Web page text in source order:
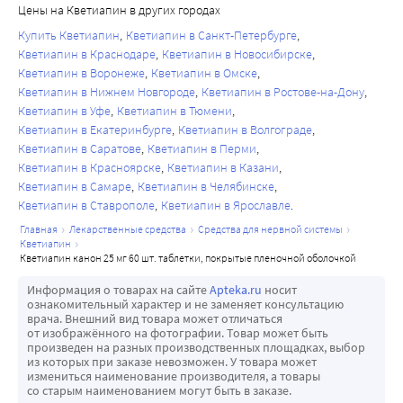
титрование.
Синдром апноэ во сне
У пациентов, принимавших кветиапин, отмечался
синдром апноэ во сне. Следует соблюдать осторожность
при назначении кветиапина пациентам, получающим
препараты, оказывающие угнетающее действие на ЦНС,
а также пациентам с факторами риска апноэ во сне
(например, избыточная масса тела/ожирение, мужской
пол) или с апноэ во сне в анамнезе.
Судорожные приступы
Не выявлено различий в частоте развития судорог у
пациентов, принимавших кветиапин или плацебо.
Однако, как и при терапии другими антипсихотическими
лекарственными средствами, рекомендуется соблюдать
осторожность при лечении пациентов с наличием
судорожных приступов в анамнезе (см. раздел
«Побочное действие»).
Экстрапирамидные симптомы
Отмечено увеличение частоты возникновения ЭПС у
глюкозы в плазме крови после приема пищи ≥ 200 мг/дл
(≥ 11,1 ммоль/л) хотя бы при однократном определении.
8. Более высокая частота дисфагии на фоне кветиапина
по сравнению с плацебо была отмечена только у
пациентов с депрессией в структуре биполярного
расстройства.
9. Повышение исходной массы тела на 7 % и более. В
основном, возникает в начале терапии у взрослых.
10. При изучении синдрома «отмены» в краткосрочных
плацебо-контролируемых клинических исследованиях
кветиапина в режиме монотерапии были отмечены
следующие симптомы: бессонница, тошнота, головная
боль, диарея, рвота, головокружение и
раздражительность. Частота синдрома «отмены»
существенно снижалась через 1 неделю после
прекращения приема препарата.
11. Повышение концентрации триглицеридов ≥ 200 мг/
дл (≥ 2,258 ммоль/л) у пациентов ≥18 лет или ≥ 150 мг/дл
(≥ 1,694 ммоль/л) у пациентов <18 лет, хотя бы при
таковой при приеме плацебо. При назначении
кветиапина в фиксированных дозах от 75 до 750 мг/сутки
пациентам с шизофренией частота возникновения ЭПС и
необходимость сопутствующего применения м-
холиноблокаторов не увеличивались.
При применении кветиапина в дозах до 800 мг/сутки для
лечения маниакальных эпизодов от умеренной до
выраженной степени тяжести как в виде монотерапии,
так и в комбинации с препаратами лития или
вальпроатом семинатрия, частота развития ЭПС и
сопутствующего применения м-холиноблокаторов была
сопоставима с таковой при приеме плацебо
Цены на Кветиапин в других городах
Купить Кветиапин Кветиапин в Санкт-Петербурге
Кветиапин в Краснодаре Кветиапин в Новосибирске
Кветиапин в Воронеже Кветиапин в Омске
Кветиапин в Нижнем Новгороде Кветиапин в Ростове-на-Дону
Кветиапин в Уфе Кветиапин в Тюмени
Кветиапин в Екатеринбурге Кветиапин в Волгограде
Кветиапин в Саратове Кветиапин в Перми
Кветиапин в Красноярске Кветиапин в Казани
Кветиапин в Самаре Кветиапин в Челябинске
Кветиапин в Ставрополе Кветиапин в Ярославле
главная лекарственные средства
средства для нервной системы
кветиапин
кветиапин канон 25 мг 60 шт. таблетки, покрытые пленочной оболочкой
Информация о товарах на сайтеApteka.ru носит
ознакомительный характер и не заменяет консультацию
врача. Внешний вид товара может отличаться
от изображённого на фотографии. Товар может быть
произведен на разных производственных площадках, выбор
из которых при заказе невозможен. У товара может
измениться наименование производителя, а товары
со старым наименованием могут быть в заказе.